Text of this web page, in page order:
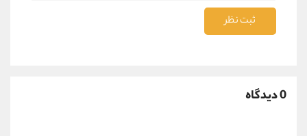
ثبت نظر
0 دیدگاه